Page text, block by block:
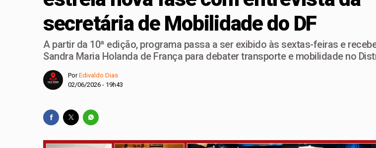
PL-DF confirma Roosevelt Vilela na disputa pela reeleição e
Celina Leão lança candidatura ao Governo do DF ao lado de
Guimarães
Guto Gomes leva os desafios ambientais do DF ao Vozes da
Chico Vigilante troca propostas por ataques e transforma
secretária de Mobilidade do DF
A partir da 10ª edição, programa passa a ser exibido às sextas-feiras e
Sandra Maria Holanda de França para debater transporte e mobilidade no
PorEdivaldo Dias
02/06/2026 - 19h43